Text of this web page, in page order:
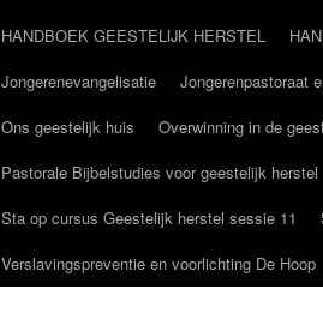
HANDBOEK GEESTELIJK HERSTEL
Jongerenevangelisatie
Jongerenpastoraat
Ons geestelijk huis
Overwinning in de
Pastorale Bijbelstudies voor geestelijk herstel
Sta op cursus Geestelijk herstel sessie 11
Verslavingspreventie en voorlichting De Hoop